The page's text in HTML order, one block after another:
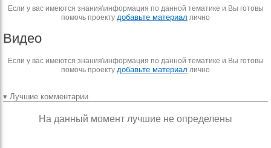
Если у вас имеются знания\информация по данной тематике и Вы готовы
помочь проекту добавьте материал лично
Видео
Если у вас имеются знания\информация по данной тематике и Вы готовы
помочь проекту добавьте материал лично
▾ Лучшие комментарии
На данный момент лучшие не определены